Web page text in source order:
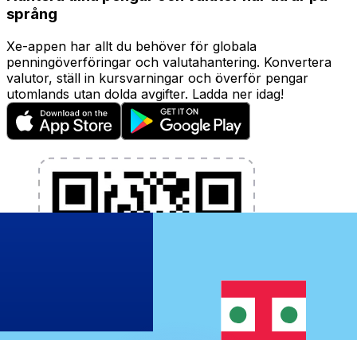
språng
Xe-appen har allt du behöver för globala
penningöverföringar och valutahantering. Konvertera
valutor, ställ in kursvarningar och överför pengar
utomlands utan dolda avgifter. Ladda ner idag!